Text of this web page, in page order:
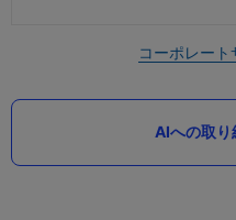
コーポレート
AIへの取り